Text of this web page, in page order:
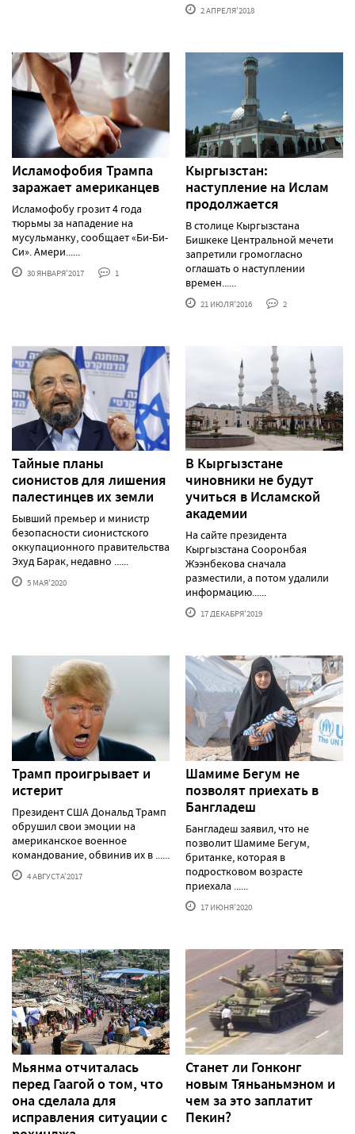
2 АПРЕЛЯ'2018
Исламофобия Трампа
заражает американцев
Исламофобу грозит 4 года
тюрьмы за нападение на
мусульманку, сообщает «Би-Би-
Си». Амери......
30 ЯНВАРЯ'2017 1
Кыргызстан:
наступление на Ислам
продолжается
В столице Кыргызстана
Бишкеке Центральной мечети
запретили громогласно
оглашать о наступлении
времен......
21 ИЮЛЯ'2016 2
Тайные планы
сионистов для лишения
палестинцев их земли
Бывший премьер и министр
безопасности сионистского
оккупационного правительства
Эхуд Барак, недавно ......
5 МАЯ'2020
В Кыргызстане
чиновники не будут
учиться в Исламской
академии
На сайте президента
Кыргызстана Сооронбая
Жээнбекова сначала
разместили, а потом удалили
информацию......
17 ДЕКАБРЯ'2019
Трамп проигрывает и
истерит
Президент США Дональд Трамп
обрушил свои эмоции на
американское военное
командование, обвинив их в ......
4 АВГУСТА'2017
Шамиме Бегум не
позволят приехать в
Бангладеш
Бангладеш заявил, что не
позволит Шамиме Бегум,
британке, которая в
подростковом возрасте
приехала ......
17 ИЮНЯ'2020
Мьянма отчиталась
перед Гаагой о том, что
она сделала для
исправления ситуации с
Станет ли Гонконг
новым Тяньаньмэном и
чем за это заплатит
Пекин?